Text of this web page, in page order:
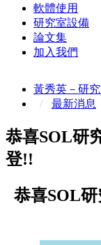
軟體使用
研究室設備
論文集
加入我們
黃秀英－研
最新消息
恭喜SOL研
登!!
恭喜SOL研